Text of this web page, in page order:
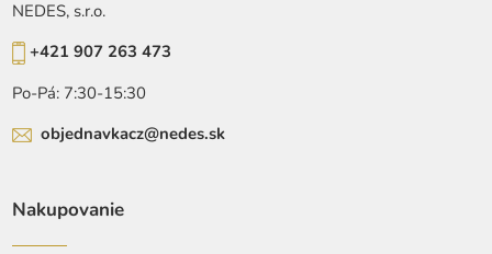
NEDES, s.r.o.
+421 907 263 473
Po-Pá: 7:30-15:30
objednavkacz@nedes.sk
Nakupovanie